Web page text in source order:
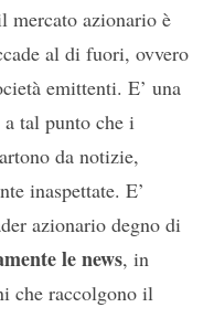
mercato azionario è
al di fuori, ovvero
emittenti. E’ una
tal punto che i
da notizie,
inaspettate. E’
azionario degno di
le news, in
che raccolgono il